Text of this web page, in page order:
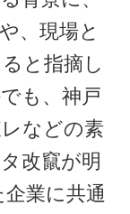
、現場と
と指摘し
も、神戸
などの素
改竄が明
業に共通